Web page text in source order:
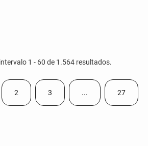
1 - 60 de 1.564 resultados.
Página
2 Página
3 ...Páginas Página
27